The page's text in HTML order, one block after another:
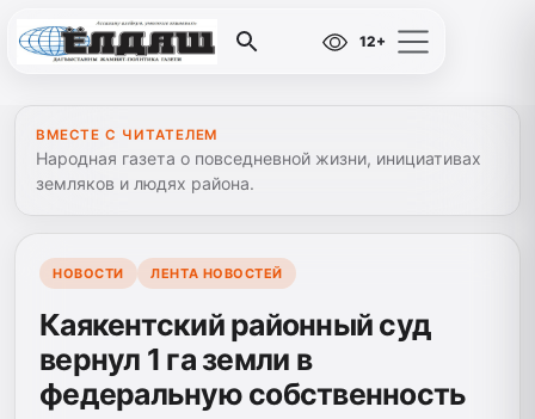
12+
ВМЕСТЕ С ЧИТАТЕЛЕМ
Народная газета о повседневной жизни, инициативах
земляков и людях района.
НОВОСТИ ЛЕНТА НОВОСТЕЙ
Каякентский районный суд
вернул 1 га земли в
федеральную собственность